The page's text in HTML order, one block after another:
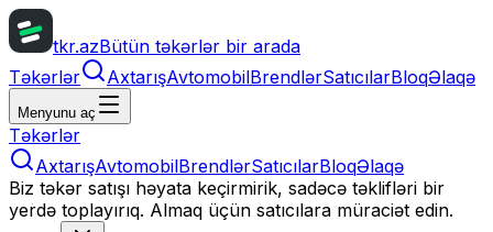
tkr.azBütün təkərlər bir arada
Təkərlər
AxtarışAvtomobilBrendlərSatıcılarBloqƏlaqə
Menyunu aç
Təkərlər
AxtarışAvtomobilBrendlərSatıcılarBloqƏlaqə
Biz təkər satışı həyata keçirmirik, sadəcə təklifləri bir
yerdə toplayırıq. Almaq üçün satıcılara müraciət edin.